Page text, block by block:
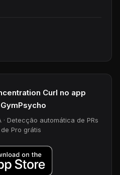
Curl no app
Detecção automática de PRs
de Pro grátis